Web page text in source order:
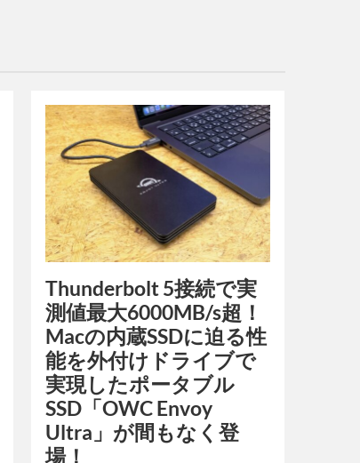
Thunderbolt 5接続で実
測値最大6000MB/s超！
Macの内蔵SSDに迫る性
能を外付けドライブで
実現したポータブル
SSD「OWC Envoy
Ultra」が間もなく登
場！